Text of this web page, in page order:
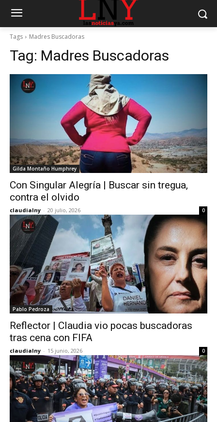
Tags Madres Buscadoras
Tag: Madres Buscadoras
Gilda Montaño Humphrey
Con Singular Alegría | Buscar sin tregua,
contra el olvido
claudialny - 20 julio, 2026 0
Pablo Pedroza
Reflector | Claudia vio pocas buscadoras
tras cena con FIFA
claudialny - 15 junio, 2026 0